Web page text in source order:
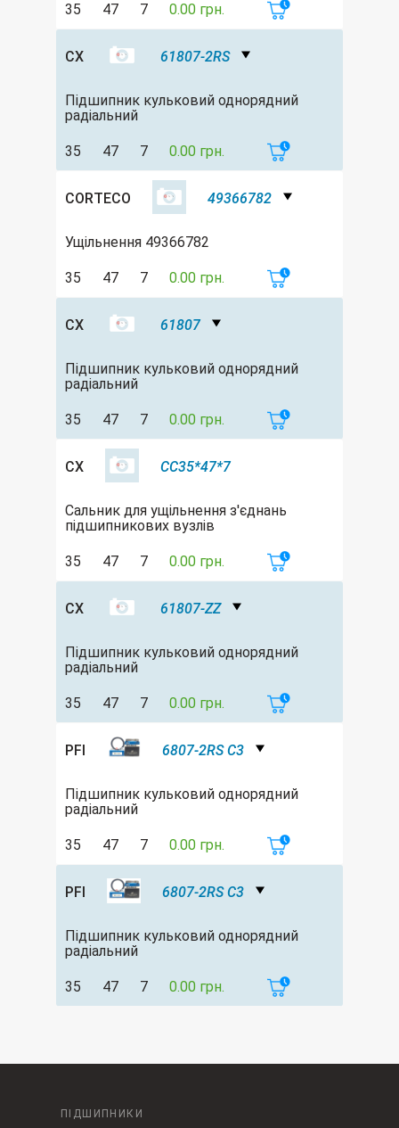
35 47 7 0.00 грн.
CX 61807-2RS
Підшипник кульковий однорядний
радіальний
35 47 7 0.00 грн.
CORTECO 49366782
Ущільнення 49366782
35 47 7 0.00 грн.
CX 61807
Підшипник кульковий однорядний
радіальний
35 47 7 0.00 грн.
CX CC35*47*7
Сальник для ущільнення з'єднань
підшипникових вузлів
35 47 7 0.00 грн.
CX 61807-ZZ
Підшипник кульковий однорядний
радіальний
35 47 7 0.00 грн.
PFI 6807-2RS C3
Підшипник кульковий однорядний
радіальний
35 47 7 0.00 грн.
PFI 6807-2RS C3
Підшипник кульковий однорядний
радіальний
35 47 7 0.00 грн.
ПІДШИПНИКИ